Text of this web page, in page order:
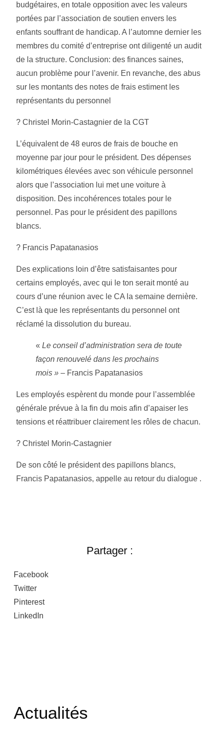
budgétaires, en totale opposition avec les valeurs
portées par l’association de soutien envers les
enfants souffrant de handicap. A l’automne dernier les
membres du comité d’entreprise ont diligenté un audit
de la structure. Conclusion: des finances saines,
aucun problème pour l’avenir. En revanche, des abus
sur les montants des notes de frais estiment les
représentants du personnel
? Christel Morin-Castagnier de la CGT
L’équivalent de 48 euros de frais de bouche en
moyenne par jour pour le président. Des dépenses
kilométriques élevées avec son véhicule personnel
alors que l’association lui met une voiture à
disposition. Des incohérences totales pour le
personnel. Pas pour le président des papillons
blancs.
? Francis Papatanasios
Des explications loin d’être satisfaisantes pour
certains employés, avec qui le ton serait monté au
cours d’une réunion avec le CA la semaine dernière.
C’est là que les représentants du personnel ont
réclamé la dissolution du bureau.
« Le conseil d’administration sera de toute
façon renouvelé dans les prochains
mois » – Francis Papatanasios
Les employés espèrent du monde pour l’assemblée
générale prévue à la fin du mois afin d’apaiser les
tensions et réattribuer clairement les rôles de chacun.
? Christel Morin-Castagnier
De son côté le président des papillons blancs,
Francis Papatanasios, appelle au retour du dialogue .
Partager :
Facebook
Twitter
Pinterest
LinkedIn
Actualités